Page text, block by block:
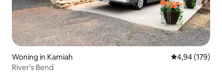
Woning in Kamiah Gemiddelde
4,94 (179)
River's Bend